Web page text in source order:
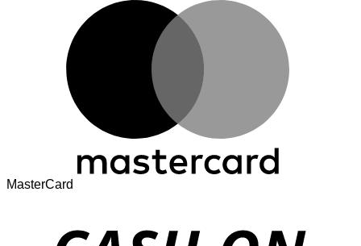
MasterCard